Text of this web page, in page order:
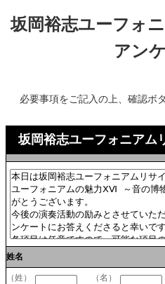
坂岡裕志ユーフォ
アン
必要事項をご記入の上、確認ボ
坂岡裕志ユーフォニア
姓名
（姓） （名）